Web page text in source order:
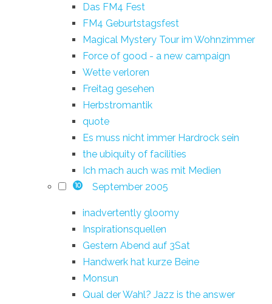
Das FM4 Fest
FM4 Geburtstagsfest
Magical Mystery Tour im Wohnzimmer
Force of good - a new campaign
Wette verloren
Freitag gesehen
Herbstromantik
quote
Es muss nicht immer Hardrock sein
the ubiquity of facilities
Ich mach auch was mit Medien
10 September 2005
inadvertently gloomy
Inspirationsquellen
Gestern Abend auf 3Sat
Handwerk hat kurze Beine
Monsun
Qual der Wahl? Jazz is the answer